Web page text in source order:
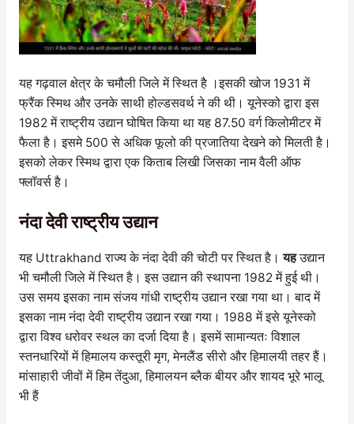
यह गढ़वाल क्षेत्र के चमौली जिले में स्थित है ।इसकी खोज 1931 में
फ्रैंक स्मिथ और उनके साथी होल्डसवर्थ ने की थी। यूनेस्को द्वारा इस
1982 में राष्ट्रीय उद्यान घोषित किया था यह 87.50 वर्ग किलोमीटर में
फैला है। इसमे 500 से अधिक फूलो की प्रजातिया देखने को मिलती है।
इसको लेकर स्मिथ द्वारा एक किताब लिखी जिसका नाम वैली ऑफ
फ्लॉवर्स है।
नंदा देवी राष्ट्रीय उद्यान
यह Uttrakhand राज्य के नंदा देवी की चोटी पर स्थित है।यहउद्यान
भी चमौली जिले में स्थित है। इस उद्यान की स्थापना 1982 में हुई थी।
उस समय इसका नाम संजय गांधी राष्ट्रीय उद्यान रखा गया था। बाद में
इसका नाम नंदा देवी राष्ट्रीय उद्यान रखा गया। 1988 में इसे यूनेस्को
द्वारा विश्व धरोवर स्थल का दर्जा दिया है। इसमें सामान्यतः विशाल
स्तनधारियों में हिमालय कस्तूरी मृग, मेनलैंड सीरो और हिमालयी तहर हैं।
मांसाहारी जीवों में हिम तेंदुआ, हिमालयन ब्लैक बीयर और शायद भूरे भालू
भी हैं